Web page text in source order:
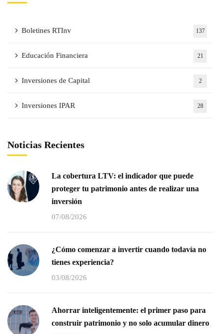
Boletines RTInv 137
Educación Financiera 21
Inversiones de Capital 2
Inversiones IPAR 28
Noticias Recientes
La cobertura LTV: el indicador que puede
proteger tu patrimonio antes de realizar una
inversión
07/08/2026
¿Cómo comenzar a invertir cuando todavía no
tienes experiencia?
03/08/2026
Ahorrar inteligentemente: el primer paso para
construir patrimonio y no solo acumular dinero